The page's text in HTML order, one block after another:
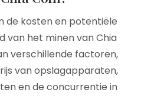
de kosten en potentiële
van het minen van Chia
verschillende factoren,
van opslagapparaten,
en de concurrentie in